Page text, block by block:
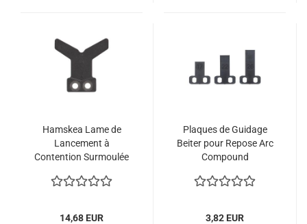
Hamskea Lame de
Lancement à
Contention Surmoulée
14,68 EUR
Plaques de Guidage
Beiter pour Repose Arc
Compound
3,82 EUR